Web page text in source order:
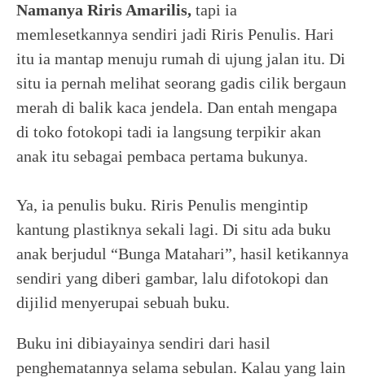
Namanya Riris Amarilis, tapi ia
memlesetkannya sendiri jadi Riris Penulis. Hari
itu ia mantap menuju rumah di ujung jalan itu. Di
situ ia pernah melihat seorang gadis cilik bergaun
merah di balik kaca jendela. Dan entah mengapa
di toko fotokopi tadi ia langsung terpikir akan
anak itu sebagai pembaca pertama bukunya.
Ya, ia penulis buku. Riris Penulis mengintip
kantung plastiknya sekali lagi. Di situ ada buku
anak berjudul “Bunga Matahari”, hasil ketikannya
sendiri yang diberi gambar, lalu difotokopi dan
dijilid menyerupai sebuah buku.
Buku ini dibiayainya sendiri dari hasil
penghematannya selama sebulan. Kalau yang lain